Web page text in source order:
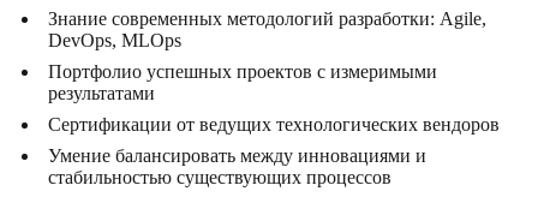
Знание современных методологий разработки: Agile,
DevOps, MLOps
Портфолио успешных проектов с измеримыми
результатами
Сертификации от ведущих технологических вендоров
Умение балансировать между инновациями и
стабильностью существующих процессов